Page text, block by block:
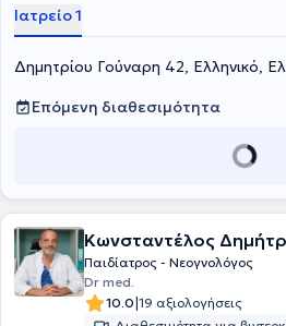
Ιατρείο 1
Δημητρίου Γούναρη 42, Ελληνικό,
Επόμενη διαθεσιμότητα
Κωνσταντέλος
Παιδίατρος - Νεογνολόγος
Dr med.
10.0|19 αξιολογήσεις